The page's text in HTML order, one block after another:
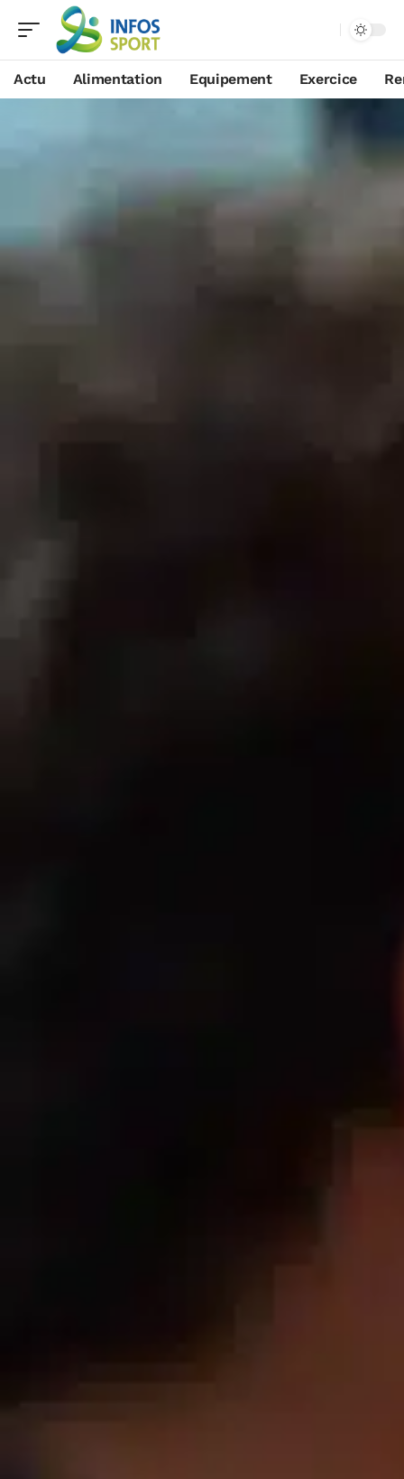
Actu Alimentation Equipement Exercice